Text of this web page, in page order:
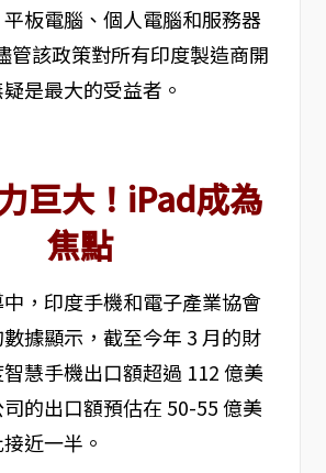
板電腦、個人電腦和服務器
管該政策對所有印度製造商開
是最大的受益者。
巨大！iPad成為
焦點
，印度手機和電子產業協會
數據顯示，截至今年 3 月的財
慧手機出口額超過 112 億美
的出口額預估在 50-55 億美
近一半。